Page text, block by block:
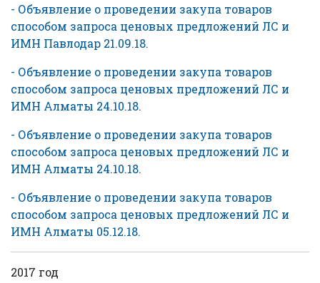
- Объявление о проведении закупа товаров
способом запроса ценовых предложений ЛС и
ИМН Павлодар 21.09.18.
- Объявление о проведении закупа товаров
способом запроса ценовых предложений ЛС и
ИМН Алматы 24.10.18.
- Объявление о проведении закупа товаров
способом запроса ценовых предложений ЛС и
ИМН Алматы 24.10.18.
- Объявление о проведении закупа товаров
способом запроса ценовых предложений ЛС и
ИМН Алматы 05.12.18.
2017 год